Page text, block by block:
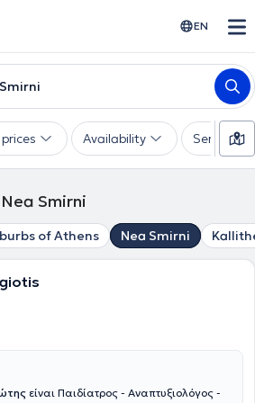
EN
Availability Services
Smirni
of Athens Nea Smirni
είναι Παιδίατρος - Αναπτυξιολόγος -